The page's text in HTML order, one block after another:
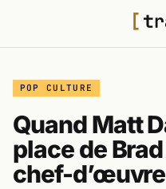
POP CULTURE
Quand Matt
place de
chef-